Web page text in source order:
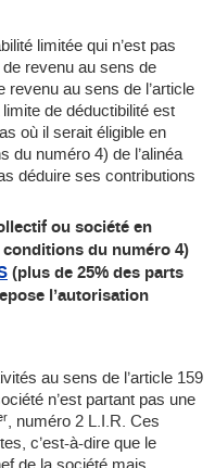
limitée qui n’est pas
revenu au sens de
revenu au sens de l’article
de déductibilité est
où il serait éligible en
du numéro 4) de l’alinéa
déduire ses contributions
ou société en
du numéro 4)
(plus de 25% des parts
l’autorisation
au sens de l’article 159
n’est partant pas une
, numéro 2 L.I.R. Ces
c’est-à-dire que le